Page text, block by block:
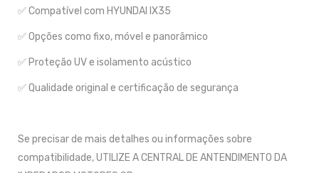
✅ Compatível com HYUNDAI IX35
✅ Opções como fixo, móvel e panorâmico
✅ Proteção UV e isolamento acústico
✅ Qualidade original e certificação de segurança
Se precisar de mais detalhes ou informações sobre
compatibilidade, UTILIZE A CENTRAL DE ANTENDIMENTO DA